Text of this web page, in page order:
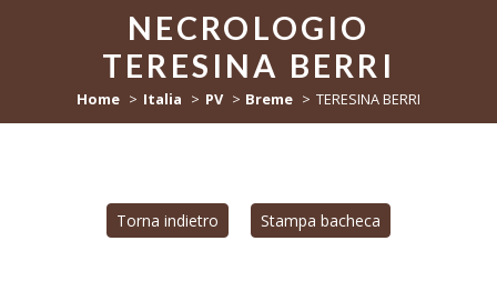
NECROLOGIO
TERESINA BERRI
Home Italia PV Breme TERESINA BERRI
Torna indietro Stampa bacheca